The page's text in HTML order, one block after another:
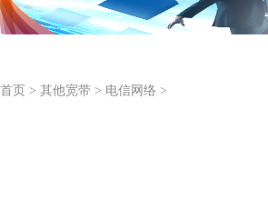
首页 > 其他宽带 > 电信网络 >